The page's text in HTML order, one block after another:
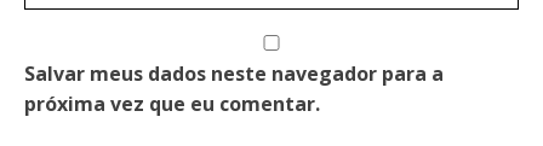
Salvar meus dados neste navegador para a
próxima vez que eu comentar.